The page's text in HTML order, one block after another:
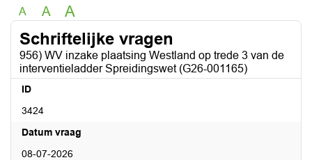
A A A
Schriftelijke vragen
956) WV inzake plaatsing Westland op trede 3 van de
interventieladder Spreidingswet (G26-001165)
ID
3424
Datum vraag
08-07-2026